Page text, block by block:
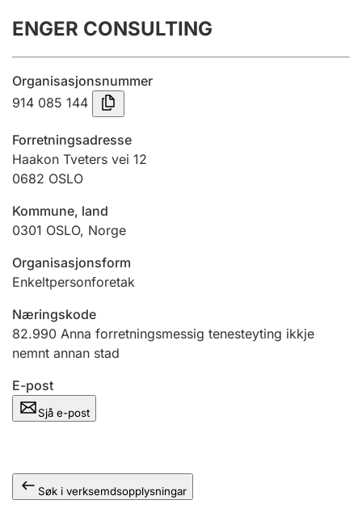
Årsrekneskap
Innsending og forseinkingsgebyr
Tinglysing
Jeger
Ektepaktrettleiaren
Andre tema
ENGER CONSULTING
Organisasjonsnummer
914 085 144
Forretningsadresse
Haakon Tveters vei 12
0682 OSLO
Kommune, land
0301 OSLO, Norge
Organisasjonsform
Enkeltpersonforetak
Næringskode
82.990 Anna forretningsmessig tenesteyting ikkje
nemnt annan stad
E-post
Sjå e-post
Søk i verksemdsopplysningar